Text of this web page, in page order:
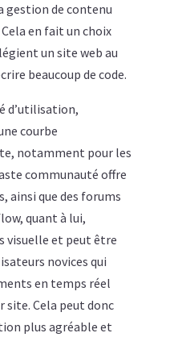
gestion de contenu
en fait un choix
un site web au
beaucoup de code.
d’utilisation,
courbe
notamment pour les
communauté offre
ainsi que des forums
quant à lui,
visuelle et peut être
novices qui
en temps réel
site. Cela peut donc
plus agréable et